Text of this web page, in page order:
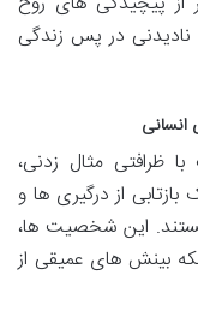
در پس زندگی
ظرافتی مثال زدنی،
از درگیری ها و
این شخصیت ها،
بینش های عمیقی از